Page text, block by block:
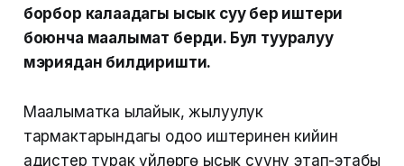
борбор калаадагы ысык суу берүү иштери
боюнча маалымат берди. Бул тууралуу
мэриядан билдиришти.
Маалыматка ылайык, жылуулук
тармактарындагы оңдоо иштеринен кийин
адистер турак үйлөргө ысык сууну этап-этабы